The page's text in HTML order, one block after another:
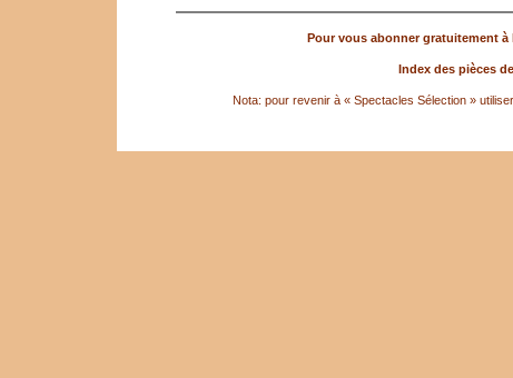
Pour vous abonner gratuitement
Index des pièces
Nota: pour revenir à « Spectacles Sélection »